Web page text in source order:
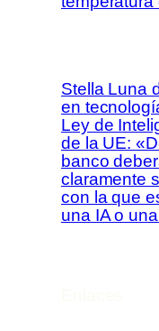
Stella Luna
en
Ley de
de la UE:
banco
claramente
con la que
una IA o